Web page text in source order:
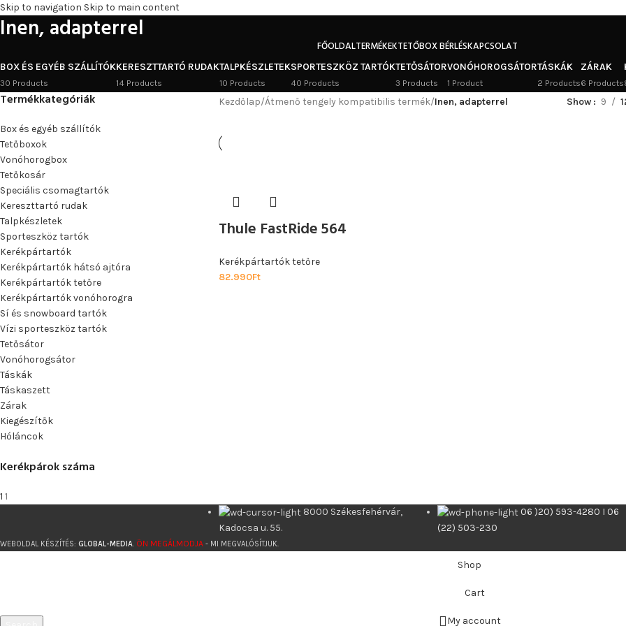
Skip to navigation Skip to main content
FŐOLDALTERMÉKEKTETŐBOX BÉRLÉSKAPCSOLAT
Inen, adapterrel
BOX ÉS EGYÉB SZÁLLÍTÓK
30 Products
KERESZTTARTÓ RUDAK
14 Products
TALPKÉSZLETEK
10 Products
SPORTESZKÖZ TARTÓK
40 Products
TETŐSÁTOR
3 Products
VONÓHOROGSÁTOR
1 Product
TÁSKÁK
2 Products
ZÁRAK
6 Products
Termékkategóriák
Box és egyéb szállítók
Tetőboxok
Vonóhorogbox
Tetőkosár
Speciális csomagtartók
Kereszttartó rudak
Talpkészletek
Sporteszköz tartók
Kerékpártartók
Kerékpártartók hátsó ajtóra
Kerékpártartók tetőre
Kerékpártartók vonóhorogra
Sí és snowboard tartók
Vízi sporteszköz tartók
Tetősátor
Vonóhorogsátor
Táskák
Táskaszett
Zárak
Kiegészítők
Hóláncok
Kerékpárok száma
1 1
Kezdőlap/Átmenő tengely kompatibilis termék/Inen, adapterrel Show 9
Thule FastRide 564
Kerékpártartók tetőre
82.990Ft
8000 Székesfehérvár,
Kadocsa u. 55.
06 )20) 593-4280 I 06
(22) 503-230
WEBOLDAL KÉSZÍTÉS: GLOBAL-MEDIA. ÖN MEGÁLMODJA - MI MEGVALÓSÍTJUK.
Shop
Cart
My account